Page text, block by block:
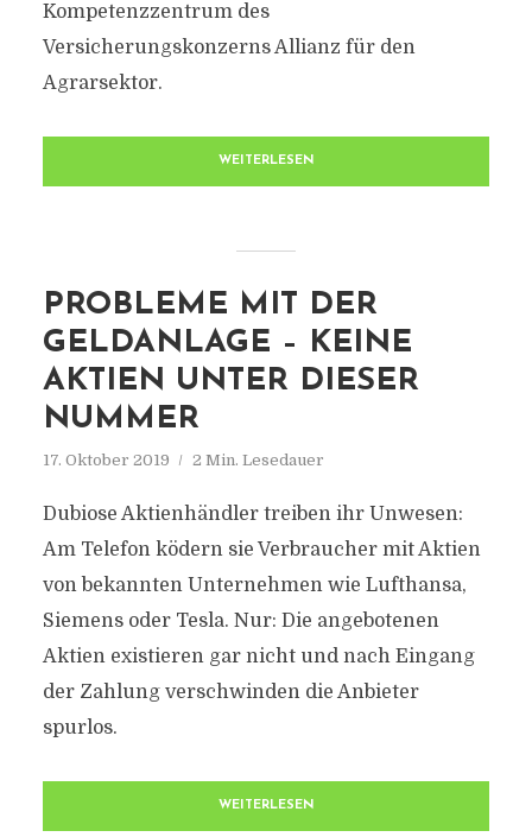
Kompetenzzentrum des
Versicherungskonzerns Allianz für den
Agrarsektor.
WEITERLESEN
PROBLEME MIT DER
GELDANLAGE – KEINE
AKTIEN UNTER DIESER
NUMMER
17. Oktober 2019 2 Min. Lesedauer
Dubiose Aktienhändler treiben ihr Unwesen:
Am Telefon ködern sie Verbraucher mit Aktien
von bekannten Unternehmen wie Lufthansa,
Siemens oder Tesla. Nur: Die angebotenen
Aktien existieren gar nicht und nach Eingang
der Zahlung verschwinden die Anbieter
spurlos.
WEITERLESEN